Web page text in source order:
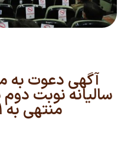
آگهی دعوت به
سالیانه نوبت
منتهی به ۱۴۰۲/۰۶/۳۱